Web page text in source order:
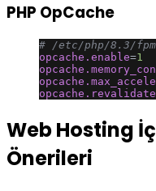
PHP OpCache
# /etc/php/8.3/
opcache.enable=1
Web Hosting
Önerileri